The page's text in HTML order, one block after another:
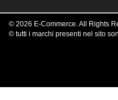
© 2026 E-Commerce. All Rights
© tutti i marchi presenti nel sito